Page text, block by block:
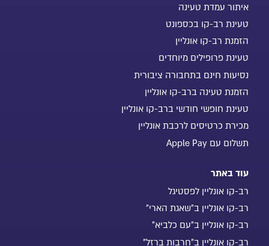
איתור עמדת טעינה
טעינת רב-קו בכספונט
הזמנת רב-קו אונליין
טעינת פרופילים מיוחדים
נסיעות חינם בתחבורה ציבורית
הזמנת טעינה ברב-קו אונליין
טעינת חופשי חודשי ברב-קו אונליין
מכירת כרטיסים לרכבת אונליין
תשלום עם Apple Pay
עוד באתר
רב-קו אונליין לפסטיגל
רב-קו אונליין ב"שאגת הארי"
רב-קו אונליין ב"עם כלביא"
רב-קו אונליין ב"חרבות ברזל"